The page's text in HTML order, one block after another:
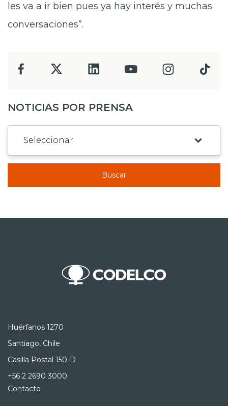
les va a ir bien pues ya hay interés y muchas
conversaciones”.
NOTICIAS POR PRENSA
Buscar
Huérfanos 1270
Santiago, Chile
Casilla Postal 150-D
+56 2 2690 3000
Contacto